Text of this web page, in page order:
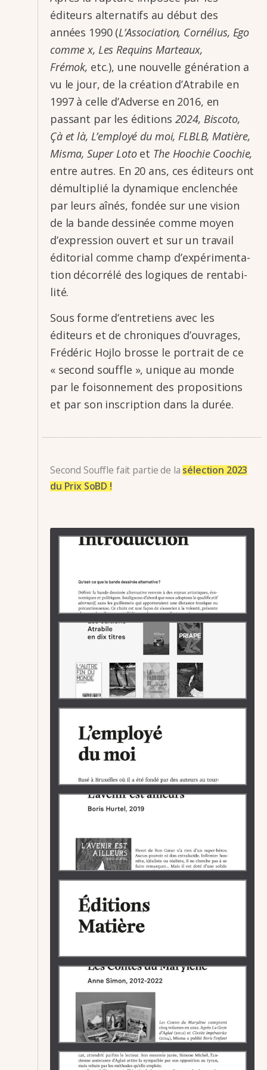
éditeurs alter­na­tifs au début des
années 1990 (L’As­so­cia­tion, Corné­lius, Ego
comme x, Les Requins Marteaux,
Frémok, etc.), une nouvelle géné­ra­tion a
vu le jour, de la créa­tion d’Atra­bile en
1997 à celle d’Ad­verse en 2016, en
passant par les éditions 2024, Biscoto,
Çà et là, L’em­ployé du moi, FLBLB, Matière,
Misma, Super Lotoet The Hoochie Coochie,
entre autres. En 20 ans, ces éditeurs ont
démul­ti­plié la dyna­mique enclen­chée
par leurs aînés, fondée sur une vision
de la bande dessi­née comme moyen
d’ex­pres­sion ouvert et sur un travail
édito­rial comme champ d’ex­pé­ri­men­ta­
tion décor­rélé des logiques de renta­bi­
lité.
Sous forme d’en­tre­tiens avec les
éditeurs et de chro­niques d’ou­vrages,
Frédé­ric Hojlo brosse le portrait de ce
« second souffle », unique au monde
par le foison­ne­ment des propo­si­tions
et par son inscrip­tion dans la durée.
Second Souffle fait partie de la sélection 2023
du Prix SoBD !